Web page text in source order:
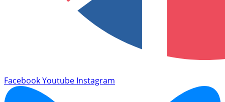
FacebookYoutube Instagram